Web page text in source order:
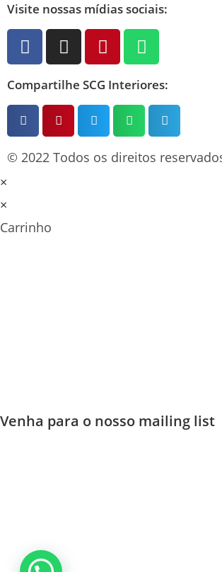
Visite nossas mídias sociais:
Compartilhe SCG Interiores:
© 2022 Todos os direitos
×
×
Carrinho
Venha para o nosso mailing list